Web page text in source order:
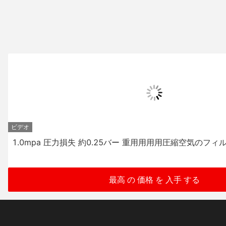
ビデオ
1.0mpa 圧力損失 約0.25バー 重用用用用圧縮空気のフィ
最高 の 価格 を 入手 する